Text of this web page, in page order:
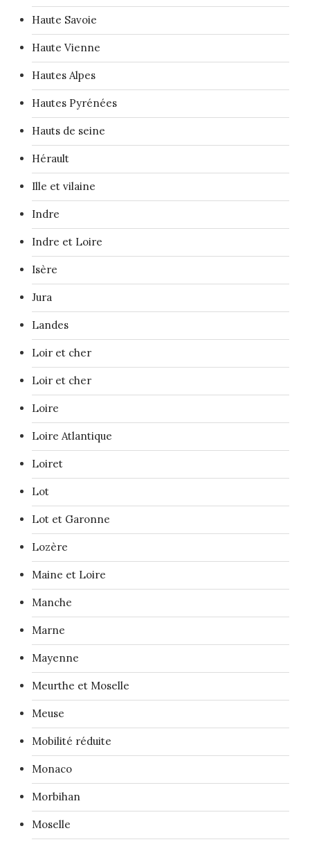
Haute Savoie
Haute Vienne
Hautes Alpes
Hautes Pyrénées
Hauts de seine
Hérault
Ille et vilaine
Indre
Indre et Loire
Isère
Jura
Landes
Loir et cher
Loir et cher
Loire
Loire Atlantique
Loiret
Lot
Lot et Garonne
Lozère
Maine et Loire
Manche
Marne
Mayenne
Meurthe et Moselle
Meuse
Mobilité réduite
Monaco
Morbihan
Moselle